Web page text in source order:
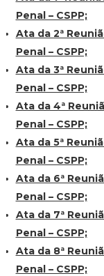
Penal – CSPP;
Ata da 2ª
Penal – CSPP;
Ata da 3ª
Penal – CSPP;
Ata da 4ª
Penal – CSPP;
Ata da 5ª
Penal – CSPP;
Ata da 6ª
Penal – CSPP;
Ata da 7ª
Penal – CSPP;
Ata da 8ª
Penal – CSPP;